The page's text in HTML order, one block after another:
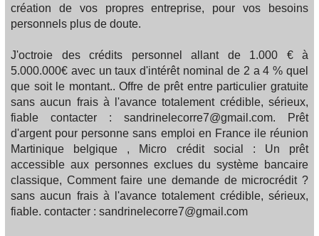
création de vos propres entreprise, pour vos besoins
personnels plus de doute.
J'octroie des crédits personnel allant de 1.000 € à
5.000.000€ avec un taux d'intérêt nominal de 2 a 4 % quel
que soit le montant.. Offre de prêt entre particulier gratuite
sans aucun frais à l'avance totalement crédible, sérieux,
fiable contacter : sandrinelecorre7@gmail.com. Prêt
d'argent pour personne sans emploi en France ile réunion
Martinique belgique , Micro crédit social : Un prêt
accessible aux personnes exclues du système bancaire
classique, Comment faire une demande de microcrédit ?
sans aucun frais à l'avance totalement crédible, sérieux,
fiable. contacter : sandrinelecorre7@gmail.com